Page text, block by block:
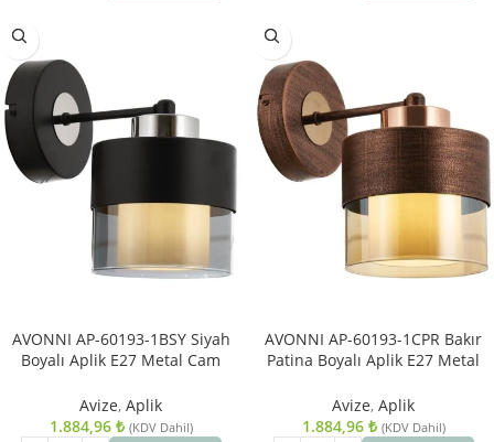
AVONNI AP-60193-1BSY Siyah
Boyalı Aplik E27 Metal Cam
Avize, Aplik
1.884,96 ₺ (KDV Dahil)
AVONNI AP-60193-1CPR Bakır
Patina Boyalı Aplik E27 Metal
Avize, Aplik
1.884,96 ₺ (KDV Dahil)